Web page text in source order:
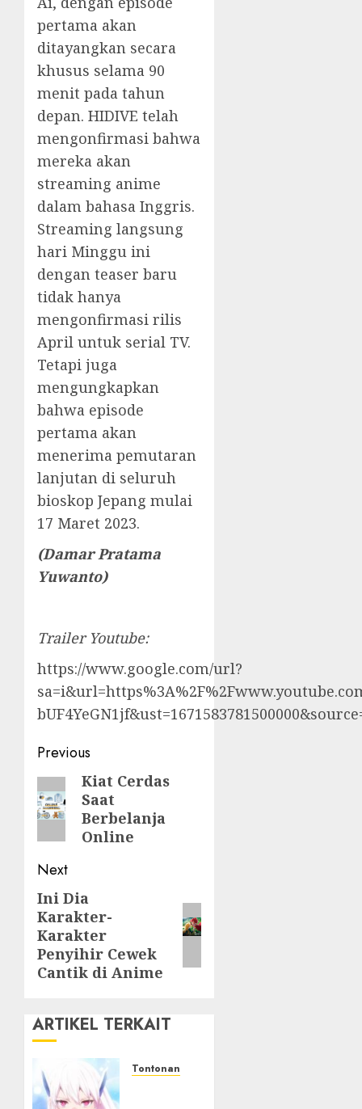
pertama akan
ditayangkan secara
khusus selama 90
menit pada tahun
depan. HIDIVE telah
mengonfirmasi bahwa
mereka akan
streaming anime
dalam bahasa Inggris.
Streaming langsung
hari Minggu ini
dengan teaser baru
tidak hanya
mengonfirmasi rilis
April untuk serial TV.
Tetapi juga
mengungkapkan
bahwa episode
pertama akan
menerima pemutaran
lanjutan di seluruh
bioskop Jepang mulai
17 Maret 2023.
(Damar Pratama
Yuwanto)
Trailer Youtube:
https://www.google.com/url?
Post
navigation
Previous
Previous
post:
Kiat Cerdas
Saat
Berbelanja
Online
Next
Next
post:
Ini Dia
Karakter-
Karakter
Penyihir Cewek
Cantik di Anime
ARTIKEL TERKAIT
Tontonan